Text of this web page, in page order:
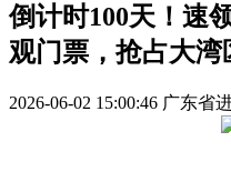
倒计时100天！速
观门票，抢占大湾
2026-06-02 15:00:46 广东省